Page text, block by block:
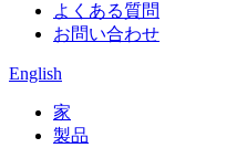
よくある質問
お問い合わせ
English
家
製品